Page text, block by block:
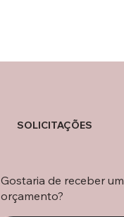
SOLICITAÇÕES
Gostaria de receber um
orçamento?